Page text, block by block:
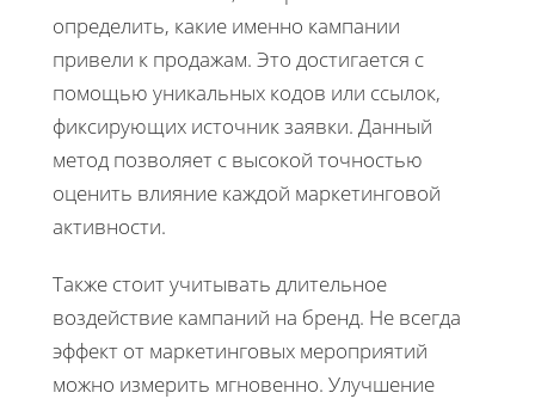
определить, какие именно кампании
привели к продажам. Это достигается с
помощью уникальных кодов или ссылок,
фиксирующих источник заявки. Данный
метод позволяет с высокой точностью
оценить влияние каждой маркетинговой
активности.
Также стоит учитывать длительное
воздействие кампаний на бренд. Не всегда
эффект от маркетинговых мероприятий
можно измерить мгновенно. Улучшение